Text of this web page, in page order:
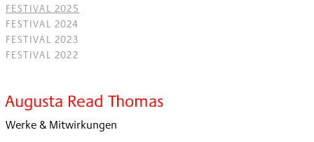
FESTIVAL 2025
FESTIVAL 2024
FESTIVAL 2023
FESTIVAL 2022
Augusta Read Thomas
Werke & Mitwirkungen